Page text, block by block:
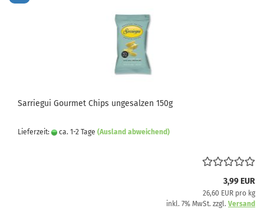
Sarriegui Gourmet Chips ungesalzen 150g
Lieferzeit: ca. 1-2 Tage (Ausland abweichend)
3,99 EUR
26,60 EUR pro kg
inkl. 7% MwSt. zzgl. Versand